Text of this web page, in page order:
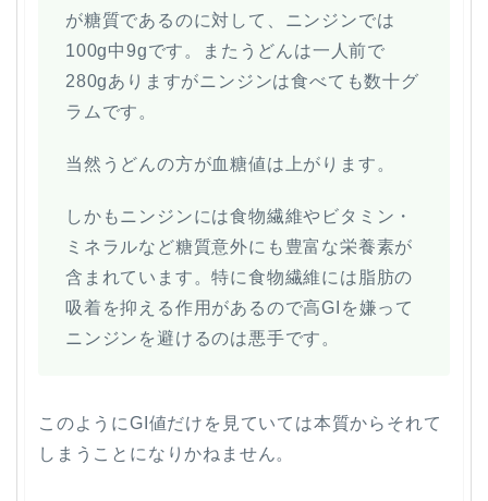
が糖質であるのに対して、ニンジンでは
100g中9gです。またうどんは一人前で
280gありますがニンジンは食べても数十グ
ラムです。
当然うどんの方が血糖値は上がります。
しかもニンジンには食物繊維やビタミン・
ミネラルなど糖質意外にも豊富な栄養素が
含まれています。特に食物繊維には脂肪の
吸着を抑える作用があるので高GIを嫌って
ニンジンを避けるのは悪手です。
このようにGI値だけを見ていては本質からそれて
しまうことになりかねません。